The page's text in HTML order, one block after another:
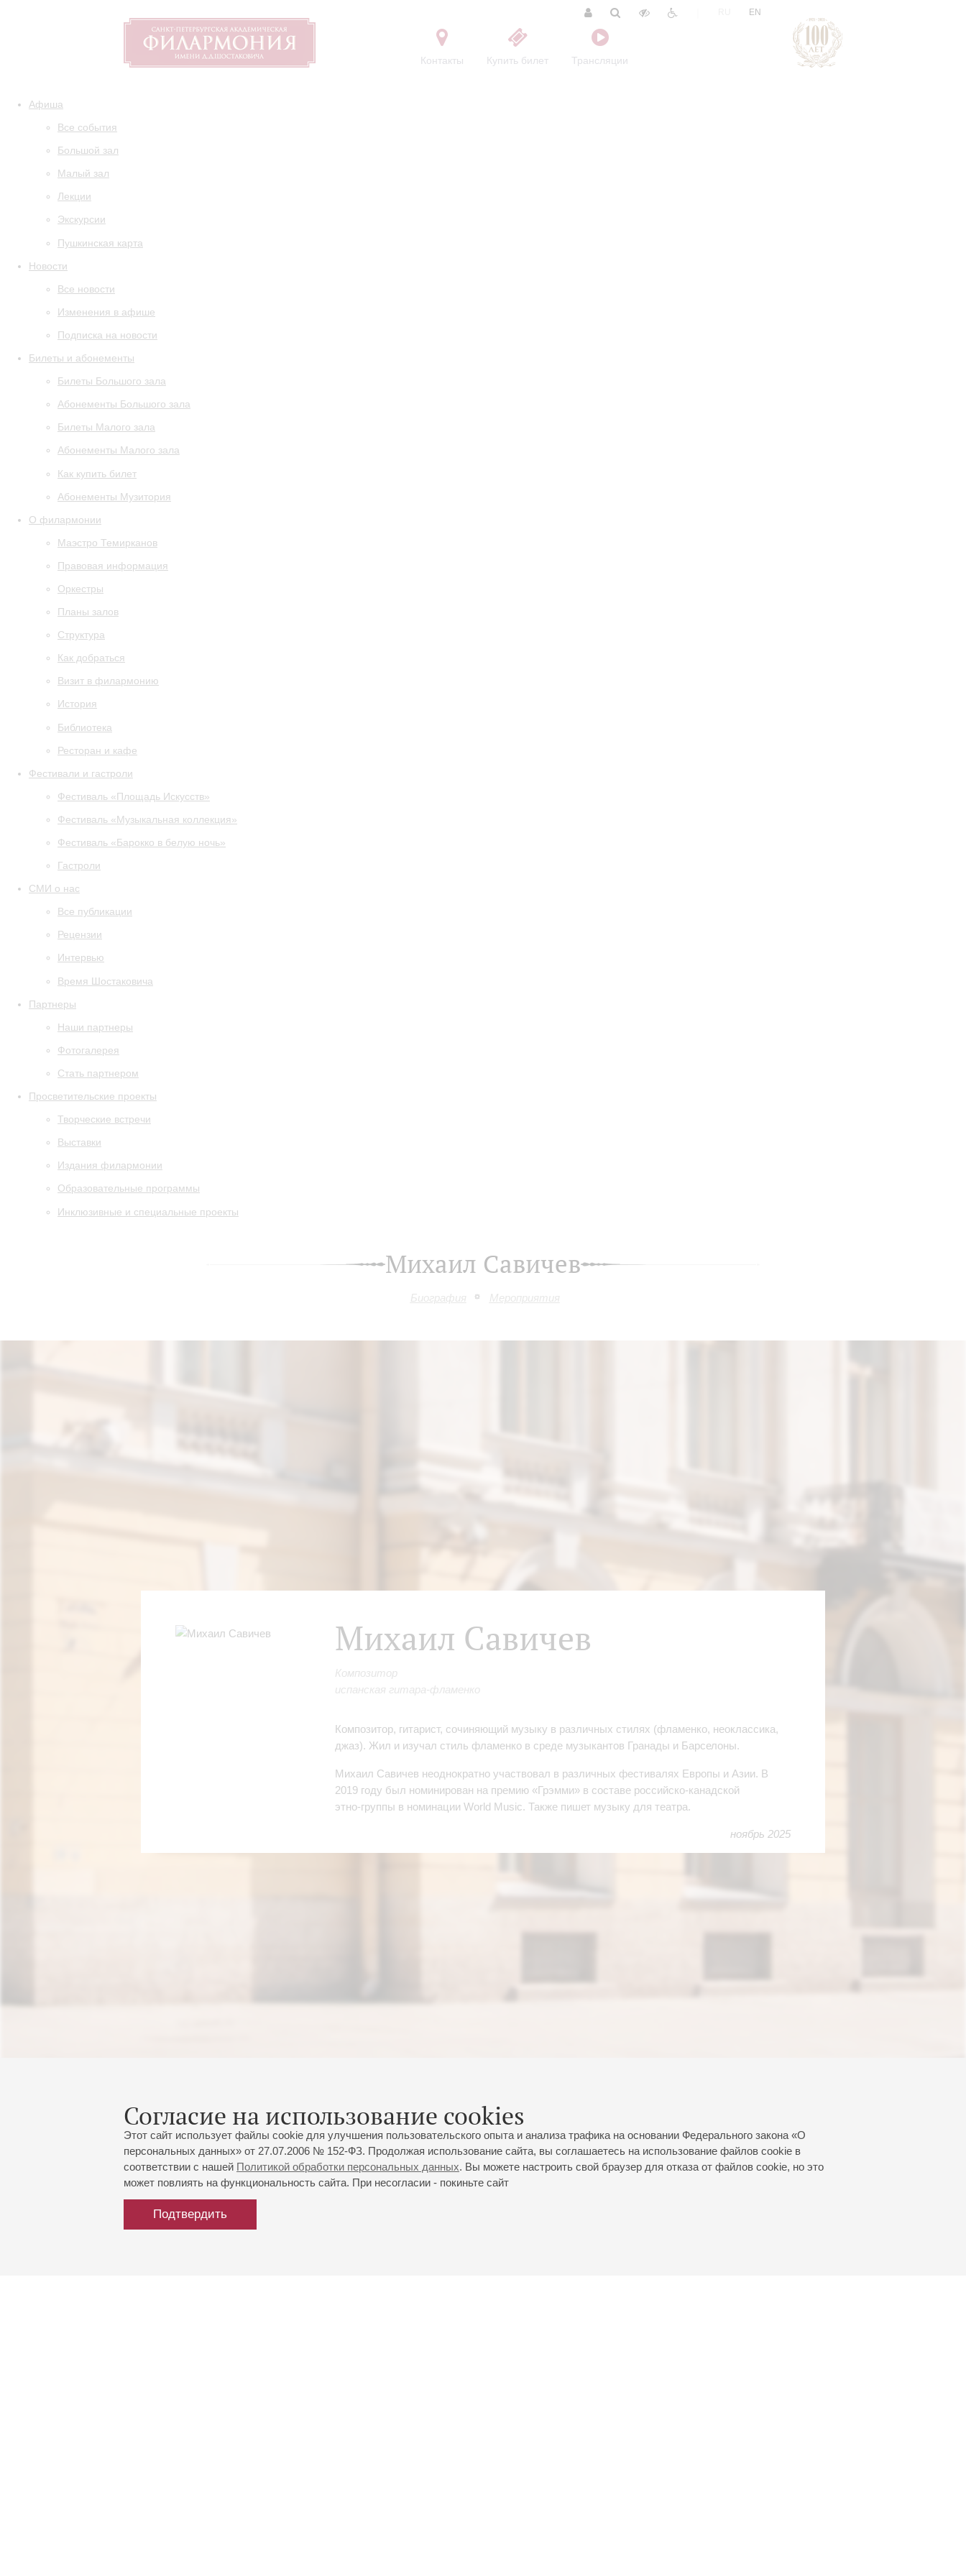
Контакты Купить билет Трансляции
EN
Афиша
Все события
Большой зал
Малый зал
Лекции
Экскурсии
Пушкинская карта
Новости
Все новости
Изменения в афише
Подписка на новости
Билеты и абонементы
Билеты Большого зала
Абонементы Большого зала
Билеты Малого зала
Абонементы Малого зала
Как купить билет
Абонементы Музитория
О филармонии
Маэстро Темирканов
Правовая информация
Оркестры
Планы залов
Структура
Как добраться
Визит в филармонию
История
Библиотека
Ресторан и кафе
Фестивали и гастроли
Фестиваль «Площадь Искусств»
Фестиваль «Музыкальная коллекция»
Фестиваль «Барокко в белую ночь»
Гастроли
СМИ о нас
Все публикации
Рецензии
Интервью
Время Шостаковича
Партнеры
Наши партнеры
Фотогалерея
Стать партнером
Просветительские проекты
Творческие встречи
Выставки
Издания филармонии
Образовательные программы
Инклюзивные и специальные проекты
Михаил Савичев
Биография Мероприятия
Согласие на использование cookies
Этот сайт использует файлы cookie для улучшения пользовательского опыта и анализа трафика на основании Федерального закона «О
персональных данных» от 27.07.2006 № 152-ФЗ. Продолжая использование сайта, вы соглашаетесь на использование файлов cookie в
соответствии с нашей Политикой обработки персональных данных. Вы можете настроить свой браузер для отказа от файлов cookie, но это
может повлиять на функциональность сайта. При несогласии - покиньте сайт
Подтвердить
Михаил Савичев
Композитор
испанская гитара-фламенко
Композитор, гитарист, сочиняющий музыку в различных стилях (фламенко, неоклассика,
джаз). Жил и изучал стиль фламенко в среде музыкантов Гранады и Барселоны.
Михаил Савичев неоднократно участвовал в различных фестивалях Европы и Азии. В
2019 году был номинирован на премию «Грэмми» в составе российско‑канадской
этно‑группы в номинации World Music. Также пишет музыку для театра.
ноябрь 2025